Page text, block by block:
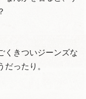
くきついジーンズな
ったり。